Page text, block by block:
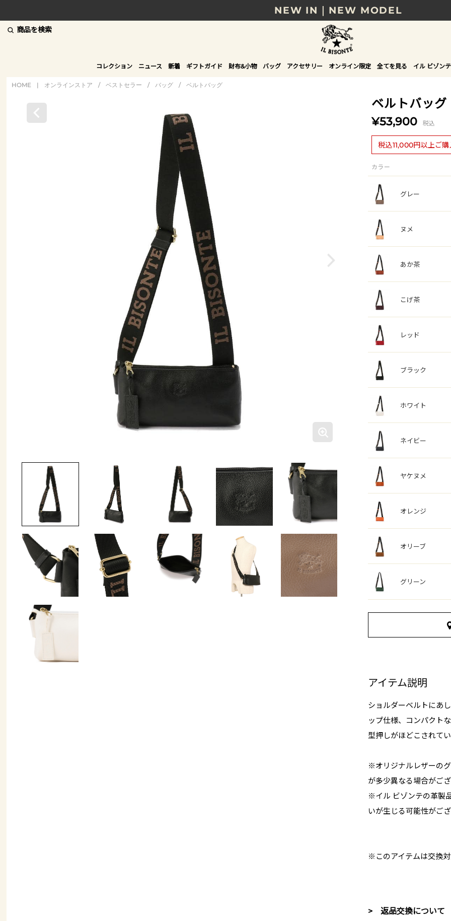
NEW IN｜NEW MODEL
8/17(月)10時まで｜税込11,000円以上で送料無
贈る相手やシーンから選べる、新しいギフトガ
NEW IN｜COLOR LEATHER
商品を検索
コレクション ニュース 新着 ギフトガイド 財布&小物 バッグ アクセサリー オンライン限定 全てを見る イル ビゾン
HOME | オンラインストア / ベストセラー / バッグ / ベルトバッグ
ベルトバッグ
¥53,900 税込
税込11,000円以上ご
カラー
グレー
ヌメ
あか茶
こげ茶
レッド
ブラック
ホワイト
ネイビー
ヤケヌメ
オレンジ
オリーブ
グリーン
アイテム説明
ショルダーベルトにあ
ップ仕様、コンパクト
型押しがほどこされて
※オリジナルレザーの
が多少異なる場合がご
※イル ビゾンテの革製
いが生じる可能性がご
※このアイテムは交換
> 返品交換について